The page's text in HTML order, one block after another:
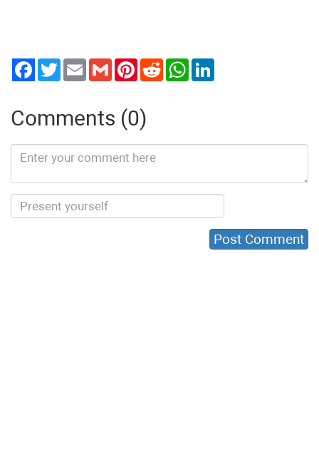
TwitterEmail Gmail PinterestReddit WhatsApp
Comments (0)